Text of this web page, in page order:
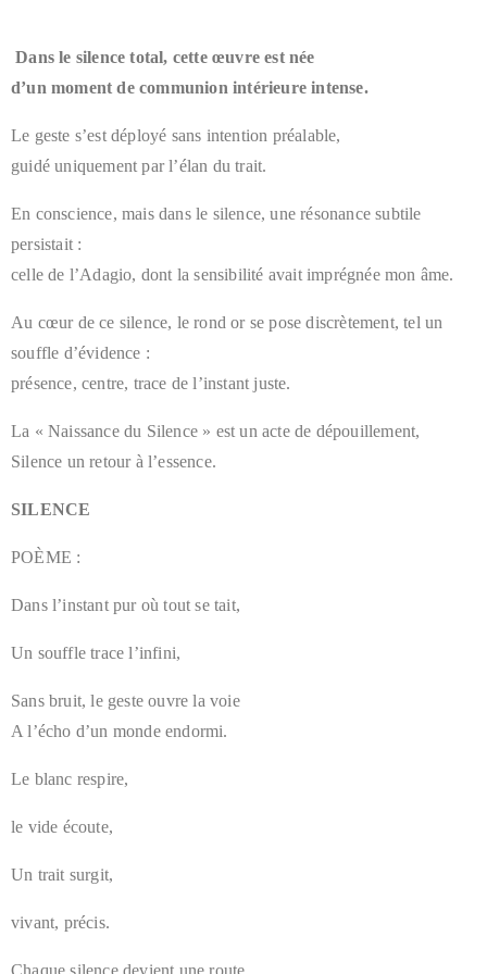
Dans le silence total, cette œuvre est née
d’un moment de communion intérieure intense.
Le geste s’est déployé sans intention préalable,
guidé uniquement par l’élan du trait.
En conscience, mais dans le silence, une résonance subtile
persistait :
celle de l’Adagio, dont la sensibilité avait imprégnée mon âme.
Au cœur de ce silence, le rond or se pose discrètement, tel un
souffle d’évidence :
présence, centre, trace de l’instant juste.
La « Naissance du Silence » est un acte de dépouillement,
Silence un retour à l’essence.
SILENCE
POÈME :
Dans l’instant pur où tout se tait,
Un souffle trace l’infini,
Sans bruit, le geste ouvre la voie
A l’écho d’un monde endormi.
Le blanc respire,
le vide écoute,
Un trait surgit,
vivant, précis.